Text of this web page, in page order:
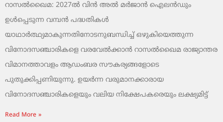
റാസൽഖൈമ: 2027ൽ വിൻ അൽ മർജാൻ ഐലൻഡും
ഉൾപ്പെടുന്ന വമ്പൻ പദ്ധതികൾ
യാഥാർത്ഥ്യമാകുന്നതിനോടനുബന്ധിച്ച് ഒഴുകിയെത്തുന്ന
വിനോദസഞ്ചാരികളെ വരവേൽക്കാൻ റാസൽഖൈമ രാജ്യാന്തര
വിമാനത്താവളം ആഡംബര സൗകര്യങ്ങളോടെ
പുതുക്കിപ്പണിയുന്നു. ഉയർന്ന വരുമാനക്കാരായ
വിനോദസഞ്ചാരികളെയും വലിയ നിക്ഷേപകരെയും ലക്ഷ്യമിട്ട്
Read More »